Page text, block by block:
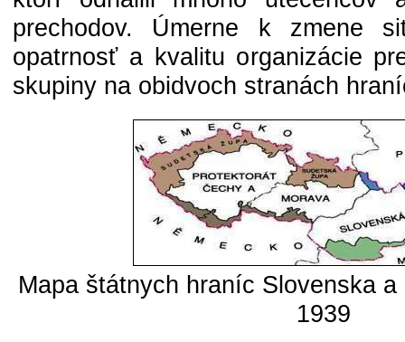
prechodov. Úmerne k zmene
opatrnosť a kvalitu organizácie
skupiny na obidvoch stranách
Mapa štátnych hraníc Slovenska
1939